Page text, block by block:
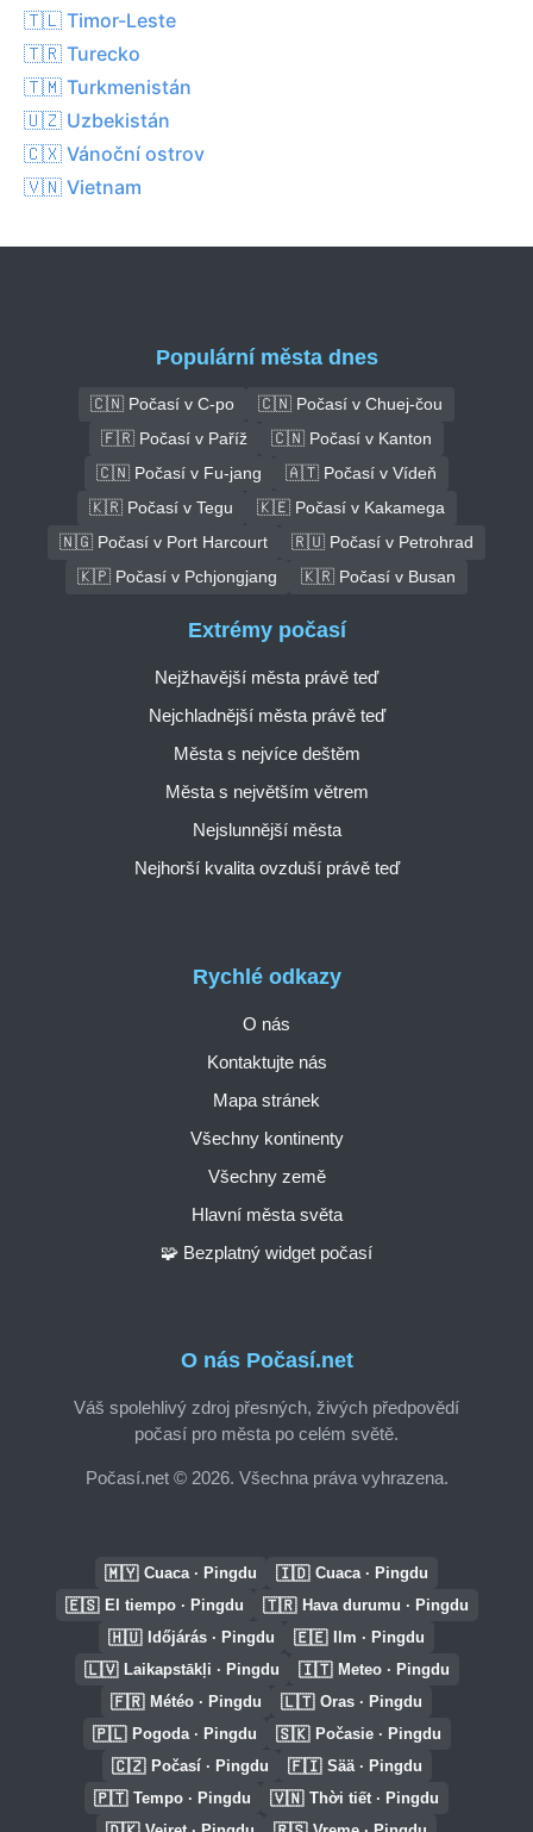
🇹🇱 Timor-Leste
🇹🇷 Turecko
🇹🇲 Turkmenistán
🇺🇿 Uzbekistán
🇨🇽 Vánoční ostrov
🇻🇳 Vietnam
Populární města dnes
🇨🇳 Počasí v C-po
🇨🇳 Počasí v Chuej-čou
🇫🇷 Počasí v Paříž
🇨🇳 Počasí v Kanton
🇨🇳 Počasí v Fu-jang
🇦🇹 Počasí v Vídeň
🇰🇷 Počasí v Tegu
🇰🇪 Počasí v Kakamega
🇳🇬 Počasí v Port Harcourt
🇷🇺 Počasí v Petrohrad
🇰🇵 Počasí v Pchjongjang
🇰🇷 Počasí v Busan
O nás Počasí.net
Váš spolehlivý zdroj přesných, živých předpovědí
počasí pro města po celém světě.
Počasí.net © 2026. Všechna práva vyhrazena.
Rychlé odkazy
O nás
Kontaktujte nás
Mapa stránek
Všechny kontinenty
Všechny země
Hlavní města světa
🧩 Bezplatný widget počasí
Extrémy počasí
Nejžhavější města právě teď
Nejchladnější města právě teď
Města s nejvíce deštěm
Města s největším větrem
Nejslunnější města
Nejhorší kvalita ovzduší právě teď
🇲🇾 Cuaca · Pingdu 🇮🇩 Cuaca · Pingdu
🇪🇸 El tiempo · Pingdu 🇹🇷 Hava durumu · Pingdu
🇭🇺 Időjárás · Pingdu 🇪🇪 Ilm · Pingdu
🇱🇻 Laikapstākļi · Pingdu 🇮🇹 Meteo · Pingdu
🇫🇷 Météo · Pingdu 🇱🇹 Oras · Pingdu
🇵🇱 Pogoda · Pingdu 🇸🇰 Počasie · Pingdu
🇨🇿 Počasí · Pingdu 🇫🇮 Sää · Pingdu
🇵🇹 Tempo · Pingdu 🇻🇳 Thời tiết · Pingdu